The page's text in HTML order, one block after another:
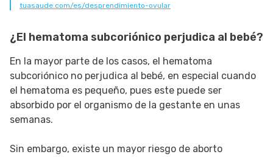
tuasaude.com/es/desprendimiento-ovular
¿El hematoma subcoriónico perjudica al bebé?
En la mayor parte de los casos, el hematoma
subcoriónico no perjudica al bebé, en especial cuando
el hematoma es pequeño, pues este puede ser
absorbido por el organismo de la gestante en unas
semanas.
Sin embargo, existe un mayor riesgo de aborto